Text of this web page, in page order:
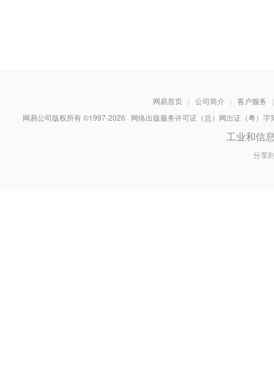
网易首页 | 公司简介 | 客户服务
|
网易公司版权所有 ©1997-2026 网络出版服务许可证（总）网出证（粤）
工业和信
分享